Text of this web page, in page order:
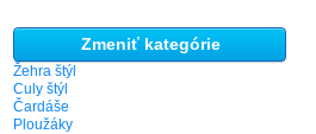
Zmeniť kategórie
Žehra štýl
Culy štýl
Čardáše
Ploužáky